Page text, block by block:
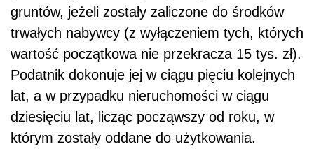
gruntów, jeżeli zostały zaliczone do środków
trwałych nabywcy (z wyłączeniem tych, których
wartość początkowa nie przekracza 15 tys. zł).
Podatnik dokonuje jej w ciągu pięciu kolejnych
lat, a w przypadku nieruchomości w ciągu
dziesięciu lat, licząc począwszy od roku, w
którym zostały oddane do użytkowania.